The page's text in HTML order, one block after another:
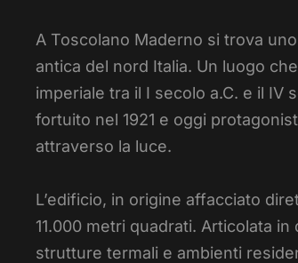
A Toscolano Maderno si trova
antica del nord Italia. Un luogo
imperiale tra il I secolo a.C. e il IV
fortuito nel 1921 e oggi
attraverso la luce.
L’edificio, in origine affacciato
11.000 metri quadrati. Articolata
strutture termali e ambienti